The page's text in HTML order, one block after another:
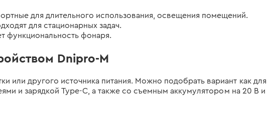
для длительного использования, освещения помещений.
для стационарных задач.
функциональность фонаря.
Dnipro-M
другого источника питания. Можно подобрать вариант как для
и зарядкой Type-C, а также со съемным аккумулятором на 20 В и